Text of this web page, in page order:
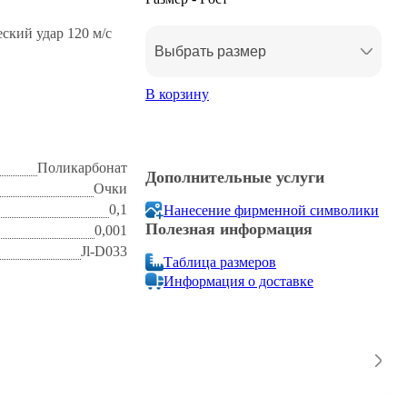
удар 120 м/с
и царапинам.
и
Поликарбонат
Очки
0,1
0,001
Jl-D033
Выбрать размер
В корзину
Дополнительные услуги
Нанесение фирменной символики
Полезная информация
Таблица размеров
Информация о доставке